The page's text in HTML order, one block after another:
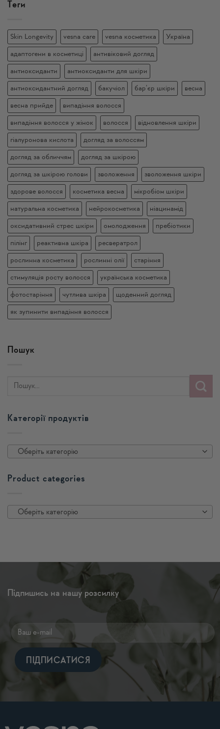
Теги
Skin Longevity vesna care vesna косметика Україна
адаптогени в косметиці антивіковий догляд
антиоксиданти антиоксиданти для шкіри
антиоксидантний догляд бакучіол бар’єр шкіри весна
весна прийде випадіння волосся
випадіння волосся у жінок волосся відновлення шкіри
гіалуронова кислота догляд за волоссям
догляд за обличчям догляд за шкірою
догляд за шкірою голови зволоження зволоження шкіри
здорове волосся косметика весна мікробіом шкіри
натуральна косметика нейрокосметика ніацинамід
оксидативний стрес шкіри омолодження пребіотики
пілінг реактивна шкіра ресвератрол
рослинна косметика рослинні олії старіння
стимуляція росту волосся українська косметика
фотостаріння чутлива шкіра щоденний догляд
як зупинити випадіння волосся
Пошук
Категорії продуктів
Оберіть категорію
Product categories
Оберіть категорію
Підпишись на нашу розсилку